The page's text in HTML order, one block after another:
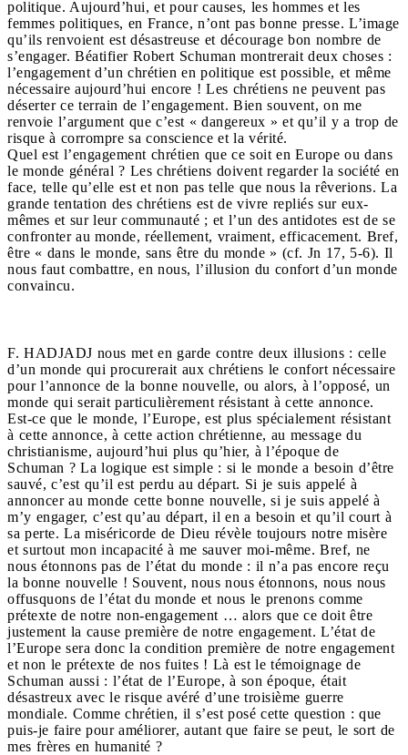
politique. Aujourd’hui, et pour causes, les hommes et les
femmes politiques, en France, n’ont pas bonne presse. L’image
qu’ils renvoient est désastreuse et décourage bon nombre de
s’engager. Béatifier Robert Schuman montrerait deux choses :
l’engagement d’un chrétien en politique est possible, et même
nécessaire aujourd’hui encore ! Les chrétiens ne peuvent pas
déserter ce terrain de l’engagement. Bien souvent, on me
renvoie l’argument que c’est « dangereux » et qu’il y a trop de
risque à corrompre sa conscience et la vérité.
Quel est l’engagement chrétien que ce soit en Europe ou dans
le monde général ? Les chrétiens doivent regarder la société en
face, telle qu’elle est et non pas telle que nous la rêverions. La
grande tentation des chrétiens est de vivre repliés sur eux-
mêmes et sur leur communauté ; et l’un des antidotes est de se
confronter au monde, réellement, vraiment, efficacement. Bref,
être « dans le monde, sans être du monde » (cf. Jn 17, 5-6). Il
nous faut combattre, en nous, l’illusion du confort d’un monde
convaincu.
F. HADJADJ nous met en garde contre deux illusions : celle
d’un monde qui procurerait aux chrétiens le confort nécessaire
pour l’annonce de la bonne nouvelle, ou alors, à l’opposé, un
monde qui serait particulièrement résistant à cette annonce.
Est-ce que le monde, l’Europe, est plus spécialement résistant
à cette annonce, à cette action chrétienne, au message du
christianisme, aujourd’hui plus qu’hier, à l’époque de
Schuman ? La logique est simple : si le monde a besoin d’être
sauvé, c’est qu’il est perdu au départ. Si je suis appelé à
annoncer au monde cette bonne nouvelle, si je suis appelé à
m’y engager, c’est qu’au départ, il en a besoin et qu’il court à
sa perte. La miséricorde de Dieu révèle toujours notre misère
et surtout mon incapacité à me sauver moi-même. Bref, ne
nous étonnons pas de l’état du monde : il n’a pas encore reçu
la bonne nouvelle ! Souvent, nous nous étonnons, nous nous
offusquons de l’état du monde et nous le prenons comme
prétexte de notre non-engagement … alors que ce doit être
justement la cause première de notre engagement. L’état de
l’Europe sera donc la condition première de notre engagement
et non le prétexte de nos fuites ! Là est le témoignage de
Schuman aussi : l’état de l’Europe, à son époque, était
désastreux avec le risque avéré d’une troisième guerre
mondiale. Comme chrétien, il s’est posé cette question : que
puis-je faire pour améliorer, autant que faire se peut, le sort de
mes frères en humanité ?